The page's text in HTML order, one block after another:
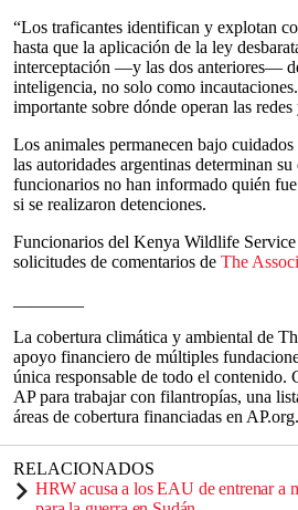
“Los traficantes identifican y explotan
hasta que la aplicación de la ley
interceptación —y las dos anteriores—
inteligencia, no solo como
importante sobre dónde operan las redes
Los animales permanecen bajo
las autoridades argentinas determinan
funcionarios no han informado quién
si se realizaron detenciones.
Funcionarios del Kenya Wildlife Service
solicitudes de comentarios de The
La cobertura climática y ambiental de
apoyo financiero de múltiples
única responsable de todo el contenido.
AP para trabajar con filantropías, una
áreas de cobertura financiadas en AP.org.
RELACIONADOS
HRW acusa a los EAU de entrenar a